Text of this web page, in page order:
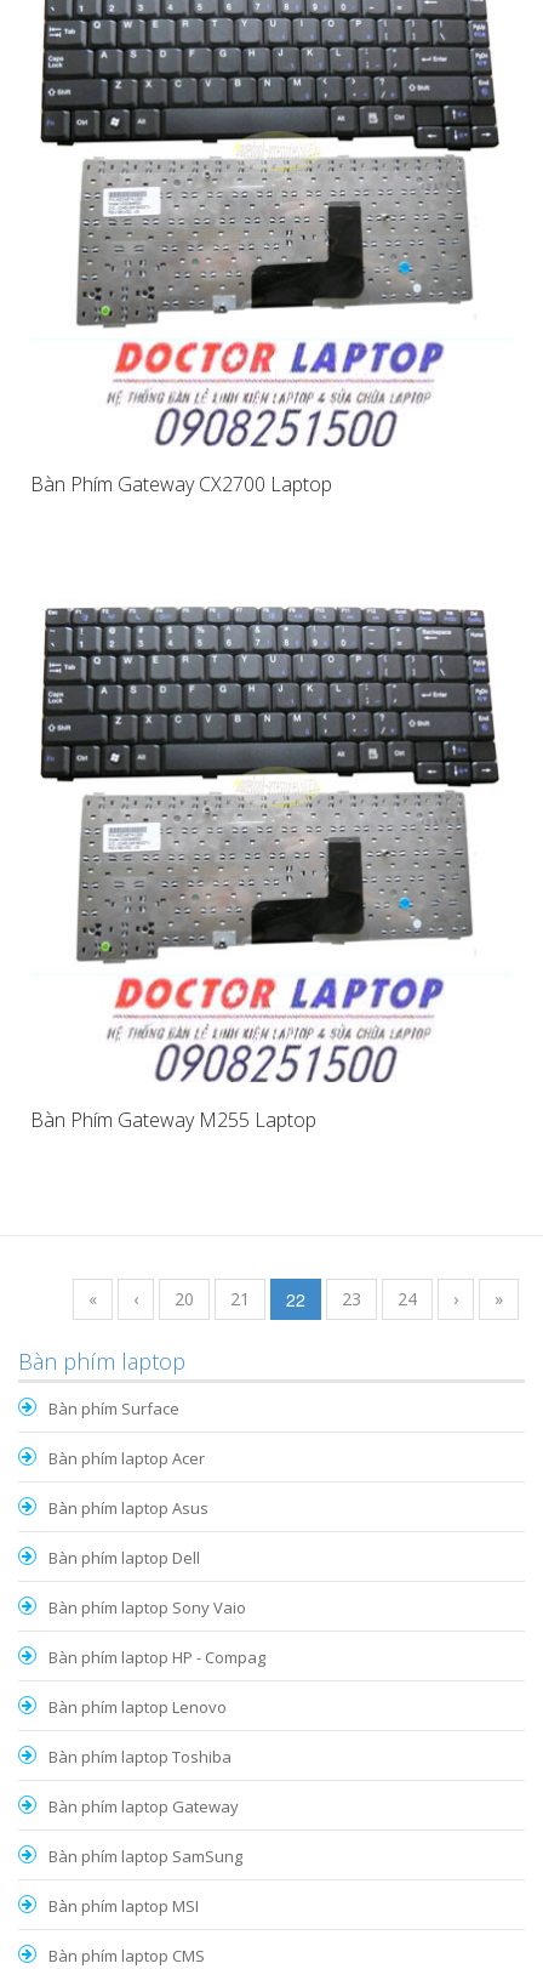
Bàn Phím Gateway CX2700 Laptop
Bàn Phím Gateway M255 Laptop
« ‹ 20 21 22 23 24 › »
Bàn phím laptop
Bàn phím Surface
Bàn phím laptop Acer
Bàn phím laptop Asus
Bàn phím laptop Dell
Bàn phím laptop Sony Vaio
Bàn phím laptop HP - Compag
Bàn phím laptop Lenovo
Bàn phím laptop Toshiba
Bàn phím laptop Gateway
Bàn phím laptop SamSung
Bàn phím laptop MSI
Bàn phím laptop CMS